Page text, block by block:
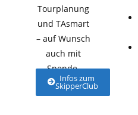
Tourplanung
und TAsmart
– auf Wunsch
auch mit
Spende.
Infos zum
SkipperClub